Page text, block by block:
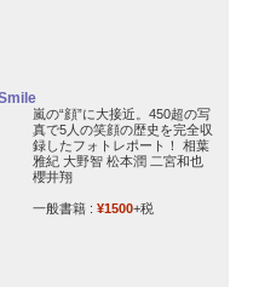
嵐の“顔”に大接近。450超の写
真で5人の笑顔の歴史を完全収
録したフォトレポート！ 相葉
雅紀 大野智 松本潤 二宮和也
櫻井翔
一般書籍 : ¥1500+税